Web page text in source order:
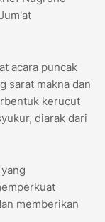
acara puncak
sarat makna dan
kerucut
diarak dari
memberikan